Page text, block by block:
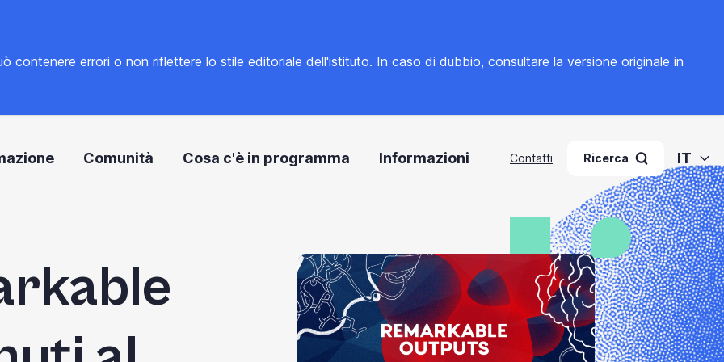
errori o non riflettere lo stile editoriale dell'istituto. In caso di dubbio, consultare la versione originale in
Comunità Cosa c'è in programma Informazioni Contatti Ricerca IT